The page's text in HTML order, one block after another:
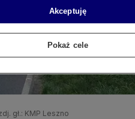
gł.: KMP Leszno
Akceptuję
Pokaż cele